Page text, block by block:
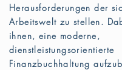
Herausforderungen der
Arbeitswelt zu stellen.
ihnen, eine moderne,
dienstleistungsorientierte
Finanzbuchhaltung